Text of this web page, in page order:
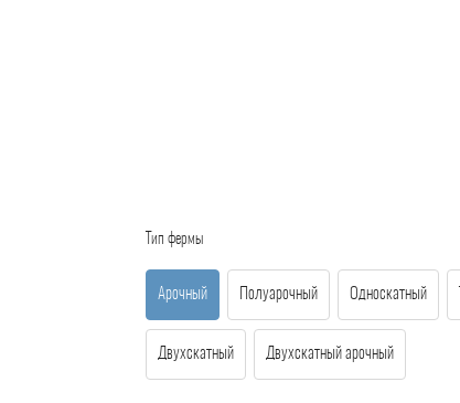
Тип фермы
Арочный Полуарочный Односкатный
Двухскатный Двухскатный арочный